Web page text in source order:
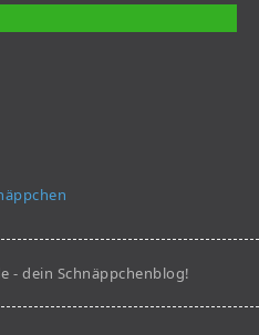
- dein Schnäppchenblog!